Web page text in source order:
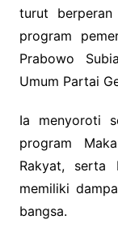
turut
program
Prabowo
Umum Partai
Ia menyoroti
program
Rakyat, serta
memiliki
bangsa.